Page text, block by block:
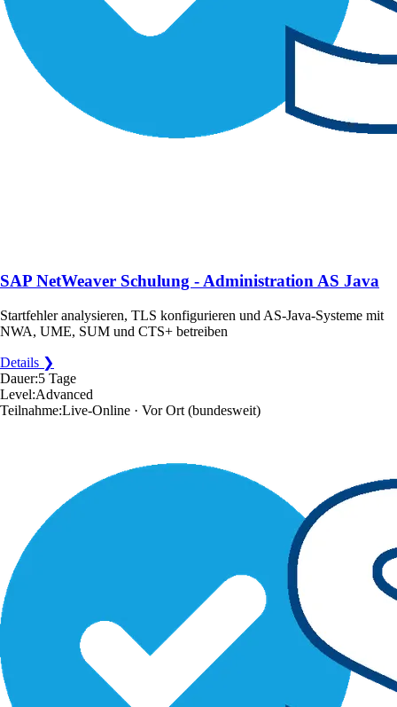
SAP NetWeaver Schulung - Administration AS Java
Startfehler analysieren, TLS konfigurieren und AS-Java-Systeme mit
NWA, UME, SUM und CTS+ betreiben
Details ❯
Dauer:5 Tage
Level:Advanced
Teilnahme:Live-Online · Vor Ort (bundesweit)